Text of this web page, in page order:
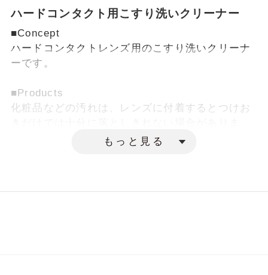
ハードコンタクト用こすり洗いクリーナー
■Concept
ハードコンタクトレンズ用のこすり洗いクリーナ
ーです。
■Products
化粧品などの汚れは、レンズに付着するとつけお
もっと見る